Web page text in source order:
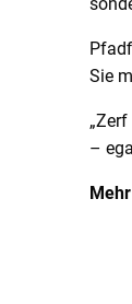
Sie
–